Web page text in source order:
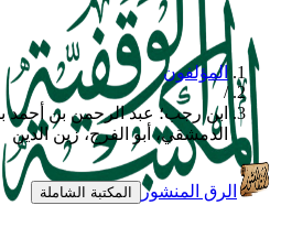
المؤلفون
/
ابن رجب؛ عبد الرحمن بن أحمد
الدمشقي، أبو الفرج، زين الدين
الرق المنشور المكتبة الشاملة